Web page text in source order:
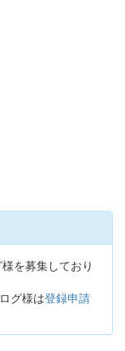
を募集しており
グ様は登録申請